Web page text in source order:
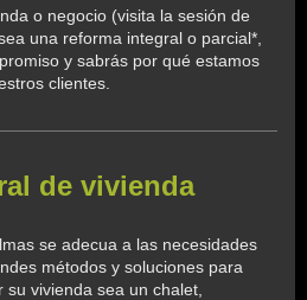
o negocio (visita la sesión de
una reforma integral o parcial*,
y sabrás por qué estamos
clientes.
de vivienda
se adecua a las necesidades
métodos y soluciones para
vivienda sea un chalet,